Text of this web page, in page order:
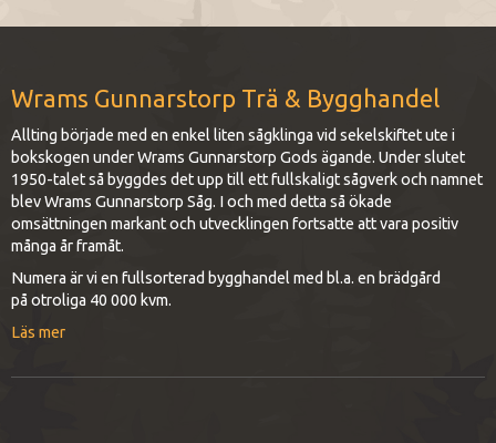
Wrams Gunnarstorp Trä & Bygghandel
Allting började med en enkel liten sågklinga vid sekelskiftet ute i
bokskogen under Wrams Gunnarstorp Gods ägande. Under slutet
1950-talet så byggdes det upp till ett fullskaligt sågverk och namnet
blev Wrams Gunnarstorp Såg. I och med detta så ökade
omsättningen markant och utvecklingen fortsatte att vara positiv
många år framåt.
Numera är vi en fullsorterad bygghandel med bl.a. en brädgård
på otroliga 40 000 kvm.
Läs mer